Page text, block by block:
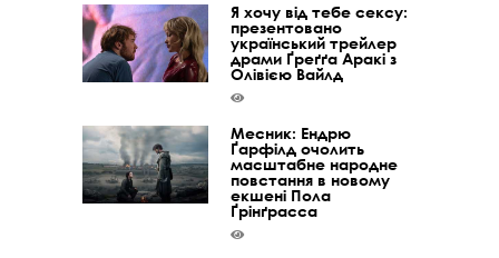
Я хочу від тебе сексу:
презентовано
український трейлер
драми Ґреґґа Аракі з
Олівією Вайлд
Месник: Ендрю
Ґарфілд очолить
масштабне народне
повстання в новому
екшені Пола
Ґрінґрасса